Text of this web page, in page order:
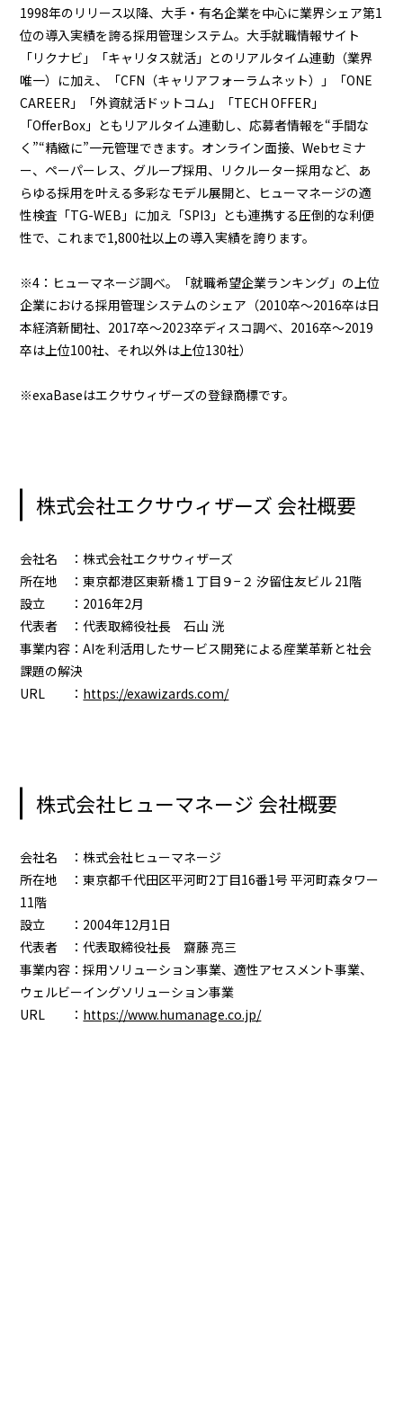
1998年のリリース以降、大手・有名企業を中心に業界シェア第1
位の導入実績を誇る採用管理システム。大手就職情報サイト
「リクナビ」「キャリタス就活」とのリアルタイム連動（業界
唯一）に加え、「CFN（キャリアフォーラムネット）」「ONE
CAREER」「外資就活ドットコム」「TECH OFFER」
「OfferBox」ともリアルタイム連動し、応募者情報を“手間な
く”“精緻に”一元管理できます。オンライン面接、Webセミナ
ー、ペーパーレス、グループ採用、リクルーター採用など、あ
らゆる採用を叶える多彩なモデル展開と、ヒューマネージの適
性検査「TG-WEB」に加え「SPI3」とも連携する圧倒的な利便
性で、これまで1,800社以上の導入実績を誇ります。
※4：ヒューマネージ調べ。「就職希望企業ランキング」の上位
企業における採用管理システムのシェア（2010卒～2016卒は日
本経済新聞社、2017卒～2023卒ディスコ調べ、2016卒～2019
卒は上位100社、それ以外は上位130社）
※exaBaseはエクサウィザーズの登録商標です。
株式会社エクサウィザーズ 会社概要
会社名 ：株式会社エクサウィザーズ
所在地 ：東京都港区東新橋１丁目９−２ 汐留住友ビル 21階
設立 ：2016年2月
代表者 ：代表取締役社長 石山 洸
事業内容：AIを利活用したサービス開発による産業革新と社会
課題の解決
URL ： https://exawizards.com/
株式会社ヒューマネージ 会社概要
会社名 ：株式会社ヒューマネージ
所在地 ：東京都千代田区平河町2丁目16番1号 平河町森タワー
11階
設立 ：2004年12月1日
代表者 ：代表取締役社長 齋藤 亮三
事業内容：採用ソリューション事業、適性アセスメント事業、
ウェルビーイングソリューション事業
URL ： https://www.humanage.co.jp/